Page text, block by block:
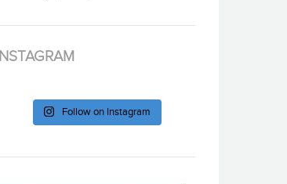
INSTAGRAM
Follow on Instagram